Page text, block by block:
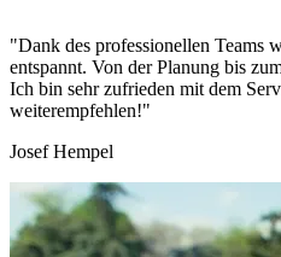
"Dank des professionellen Teams
entspannt. Von der Planung bis
Ich bin sehr zufrieden mit dem
weiterempfehlen!"
Josef Hempel